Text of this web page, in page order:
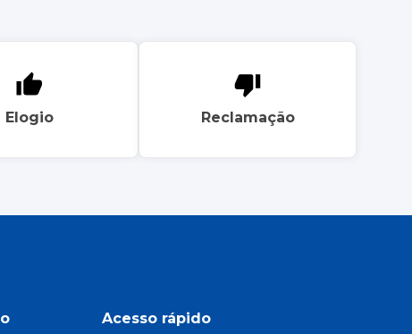
Elogio Reclamação
Acesso rápido